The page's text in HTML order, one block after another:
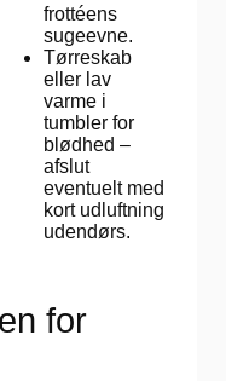
frottéens
sugeevne.
Tørreskab
eller lav
varme i
tumbler for
blødhed –
afslut
eventuelt med
kort udluftning
udendørs.
for